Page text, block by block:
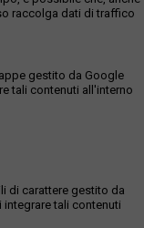
raccolga dati di traffico
gestito da Google
tali contenuti all'interno
di carattere gestito da
tali contenuti